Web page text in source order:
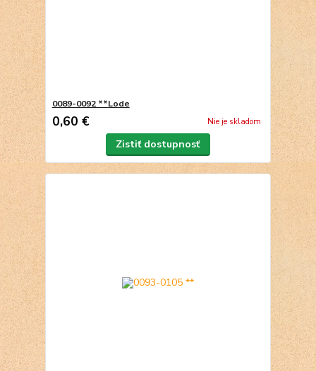
0089-0092 **Lode
0,60 € Nie je skladom
Zistiť dostupnosť